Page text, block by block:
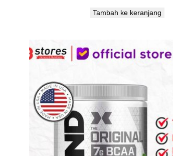
adalah:
Tambah ke keranjang